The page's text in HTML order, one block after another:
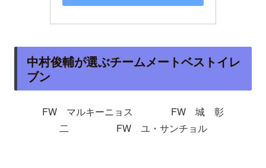
中村俊輔が選ぶチームメートベストイレ
ブン
FW マルキーニョス FW 城 彰
二 FW ユ・サンチョル